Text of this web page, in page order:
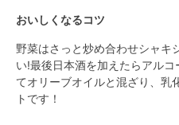
おいしくなるコツ
野菜はさっと炒め合わせシャキ
い!最後日本酒を加えたらアル
てオリーブオイルと混ざり、乳
トです！